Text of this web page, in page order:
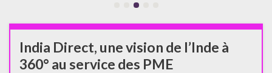
India Direct, une vision de l’Inde à
360° au service des PME